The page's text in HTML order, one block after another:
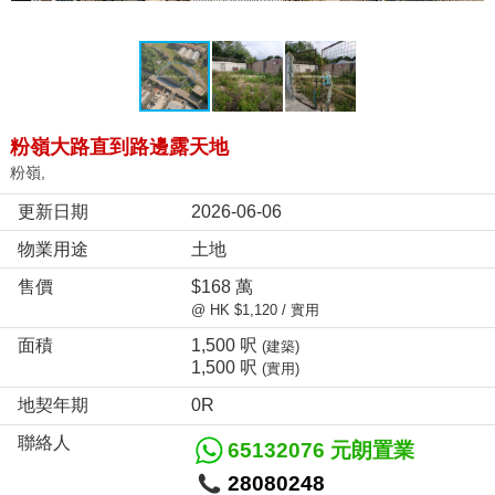
粉嶺大路直到路邊露天地
粉嶺,
更新日期
2026-06-06
物業用途
土地
售價
$168 萬
@ HK $1,120 / 實用
面積 1,500 呎 (建築)
1,500 呎 (實用)
地契年期
0R
聯絡人
65132076 元朗置業
28080248